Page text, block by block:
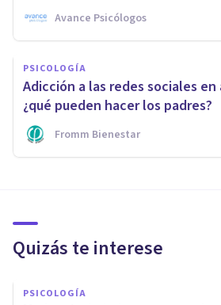
Avance Psicólogos
PSICOLOGÍA
Adicción a las redes sociales
¿qué pueden hacer los padres?
Fromm Bienestar
Quizás te interese
PSICOLOGÍA